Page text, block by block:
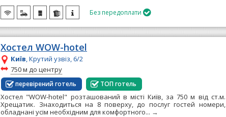
Без передоплати
Хостел WOW-hotel
Київ, Крутий узвіз, 6/2
~
750 м до центру
перевірений готель ТОП готель
Хостел "WOW-hotel" розташований в місті Київ, за 750 м від ст.м.
Хрещатик. Знаходиться на 8 поверху, до послуг гостей номери,
обладнані усім необхідним для комфортного... →